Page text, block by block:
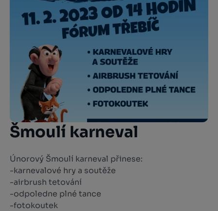
Šmoulí karneval
Únorový Šmoulí karneval přinese:
-karnevalové hry a soutěže
-airbrush tetování
-odpoledne plné tance
-fotokoutek